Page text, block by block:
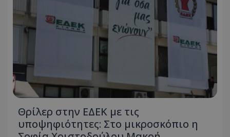
Θρίλερ στην ΕΔΕΚ με τις
υποψηφιότητες: Στο μικροσκόπιο η